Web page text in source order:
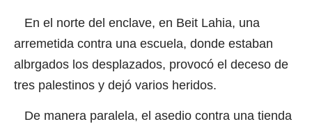
En el norte del enclave, en Beit Lahia, una
arremetida contra una escuela, donde estaban
albrgados los desplazados, provocó el deceso de
tres palestinos y dejó varios heridos.
De manera paralela, el asedio contra una tienda